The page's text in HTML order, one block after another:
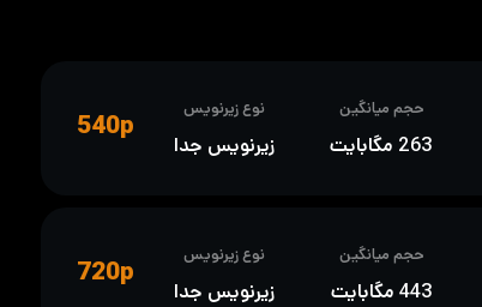
حجم میانگین
263 مگابایت
نوع زیرنویس
زیرنویس جدا
540p
حجم میانگین
443 مگابایت
نوع زیرنویس
زیرنویس جدا
720p